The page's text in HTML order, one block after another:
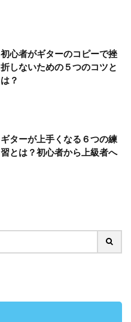
初心者がギターのコピーで挫
折しないための５つのコツと
は？
ギターが上手くなる６つの練
習とは？初心者から上級者へ